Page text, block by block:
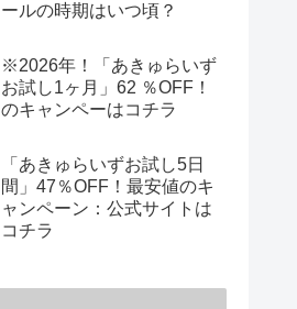
ールの時期はいつ頃？
※2026年！「あきゅらいず
お試し1ヶ月」62 ％OFF！
のキャンペーはコチラ
「あきゅらいずお試し5日
間」47％OFF！最安値のキ
ャンペーン：公式サイトは
コチラ